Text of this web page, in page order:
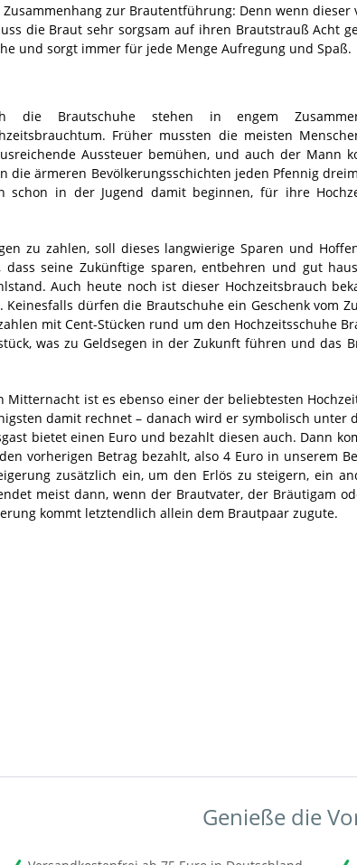
zur Brautentführung: Denn wenn
die Braut sehr sorgsam auf ihren Brautstrauß Acht
und sorgt immer für jede Menge Aufregung und Spaß.
die Brautschuhe stehen in engem
Früher mussten die meisten
Aussteuer bemühen, und auch der Mann
die ärmeren Bevölkerungsschichten jeden Pfennig
schon in der Jugend damit beginnen, für ihre
zu zahlen, soll dieses langwierige Sparen und
seine Zukünftige sparen, entbehren und gut
Auch heute noch ist dieser Hochzeitsbrauch
Keinesfalls dürfen die Brautschuhe ein Geschenk vom
mit Cent-Stücken rund um den Hochzeitsschuhe
was zu Geldsegen in der Zukunft führen und das
Mitternacht ist es ebenso einer der beliebtesten
damit rechnet – danach wird er symbolisch unter
bietet einen Euro und bezahlt diesen auch. Dann
vorherigen Betrag bezahlt, also 4 Euro in unserem
zusätzlich ein, um den Erlös zu steigern, ein
meist dann, wenn der Brautvater, der Bräutigam
kommt letztendlich allein dem Brautpaar zugute.
Genieße die